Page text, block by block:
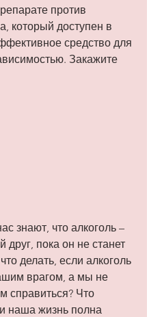
против
который доступен в
средство для
Закажите
знают, что алкоголь –
друг, пока он не станет
делать, если алкоголь
врагом, а мы не
справиться? Что
наша жизнь полна